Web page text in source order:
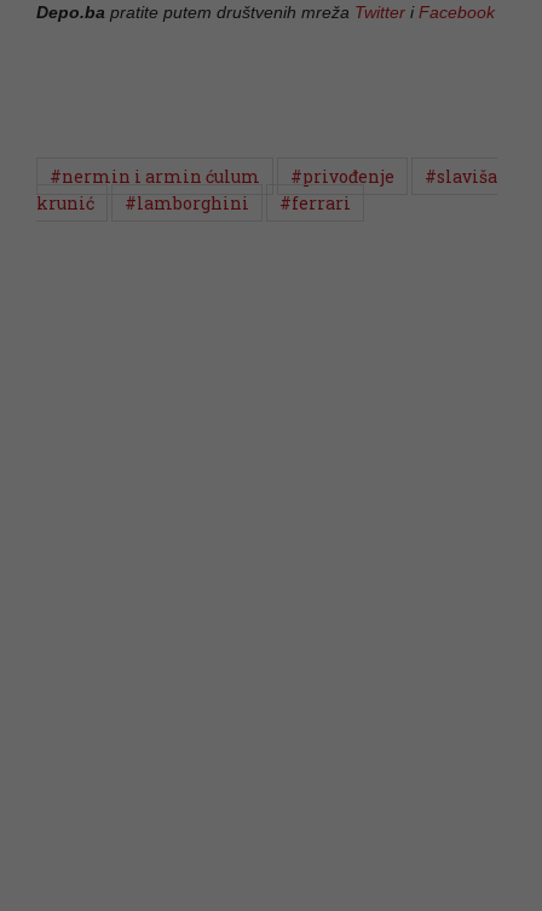
Depo.ba pratite putem društvenih mreža Twitter iFacebook
#nermin i armin ćulum #privođenje
#slaviša
krunić
#lamborghini #ferrari